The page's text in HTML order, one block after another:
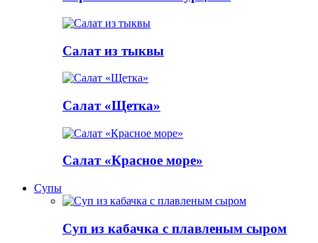
Салат из тыквы
Салат «Щетка»
Салат «Красное море»
Супы
Суп из кабачка с плавленым сыром